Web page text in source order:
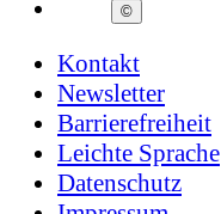
©
Kontakt
Newsletter
Barrierefreiheit
Leichte Sprache
Datenschutz